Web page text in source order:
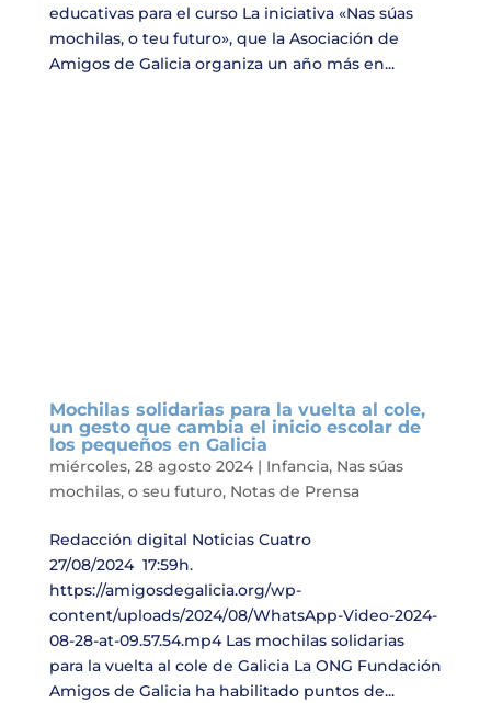
educativas para el curso La iniciativa «Nas súas
mochilas, o teu futuro», que la Asociación de
Amigos de Galicia organiza un año más en...
Mochilas solidarias para la vuelta al cole,
un gesto que cambia el inicio escolar de
los pequeños en Galicia
miércoles, 28 agosto 2024| Infancia, Nas súas
mochilas, o seu futuro, Notas de Prensa
Redacción digital Noticias Cuatro
27/08/2024 17:59h.
https://amigosdegalicia.org/wp-
content/uploads/2024/08/WhatsApp-Video-2024-
08-28-at-09.57.54.mp4 Las mochilas solidarias
para la vuelta al cole de Galicia La ONG Fundación
Amigos de Galicia ha habilitado puntos de...